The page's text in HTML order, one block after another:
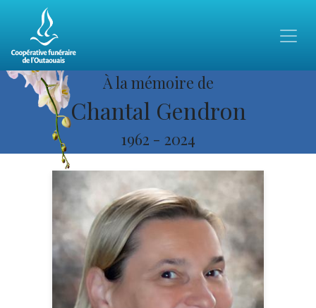
À la mémoire de
Chantal Gendron
1962 - 2024